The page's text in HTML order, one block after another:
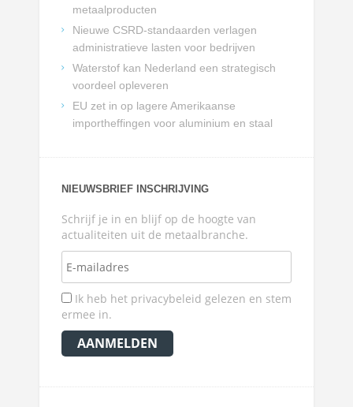
metaalproducten
Nieuwe CSRD-standaarden verlagen
administratieve lasten voor bedrijven
Waterstof kan Nederland een strategisch
voordeel opleveren
EU zet in op lagere Amerikaanse
importheffingen voor aluminium en staal
NIEUWSBRIEF INSCHRIJVING
Schrijf je in en blijf op de hoogte van
actualiteiten uit de metaalbranche.
Ik heb het privacybeleid gelezen en stem
ermee in.